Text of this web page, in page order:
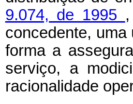
9.074, de 1995
concedente,
forma a
serviço, a
racionalidade